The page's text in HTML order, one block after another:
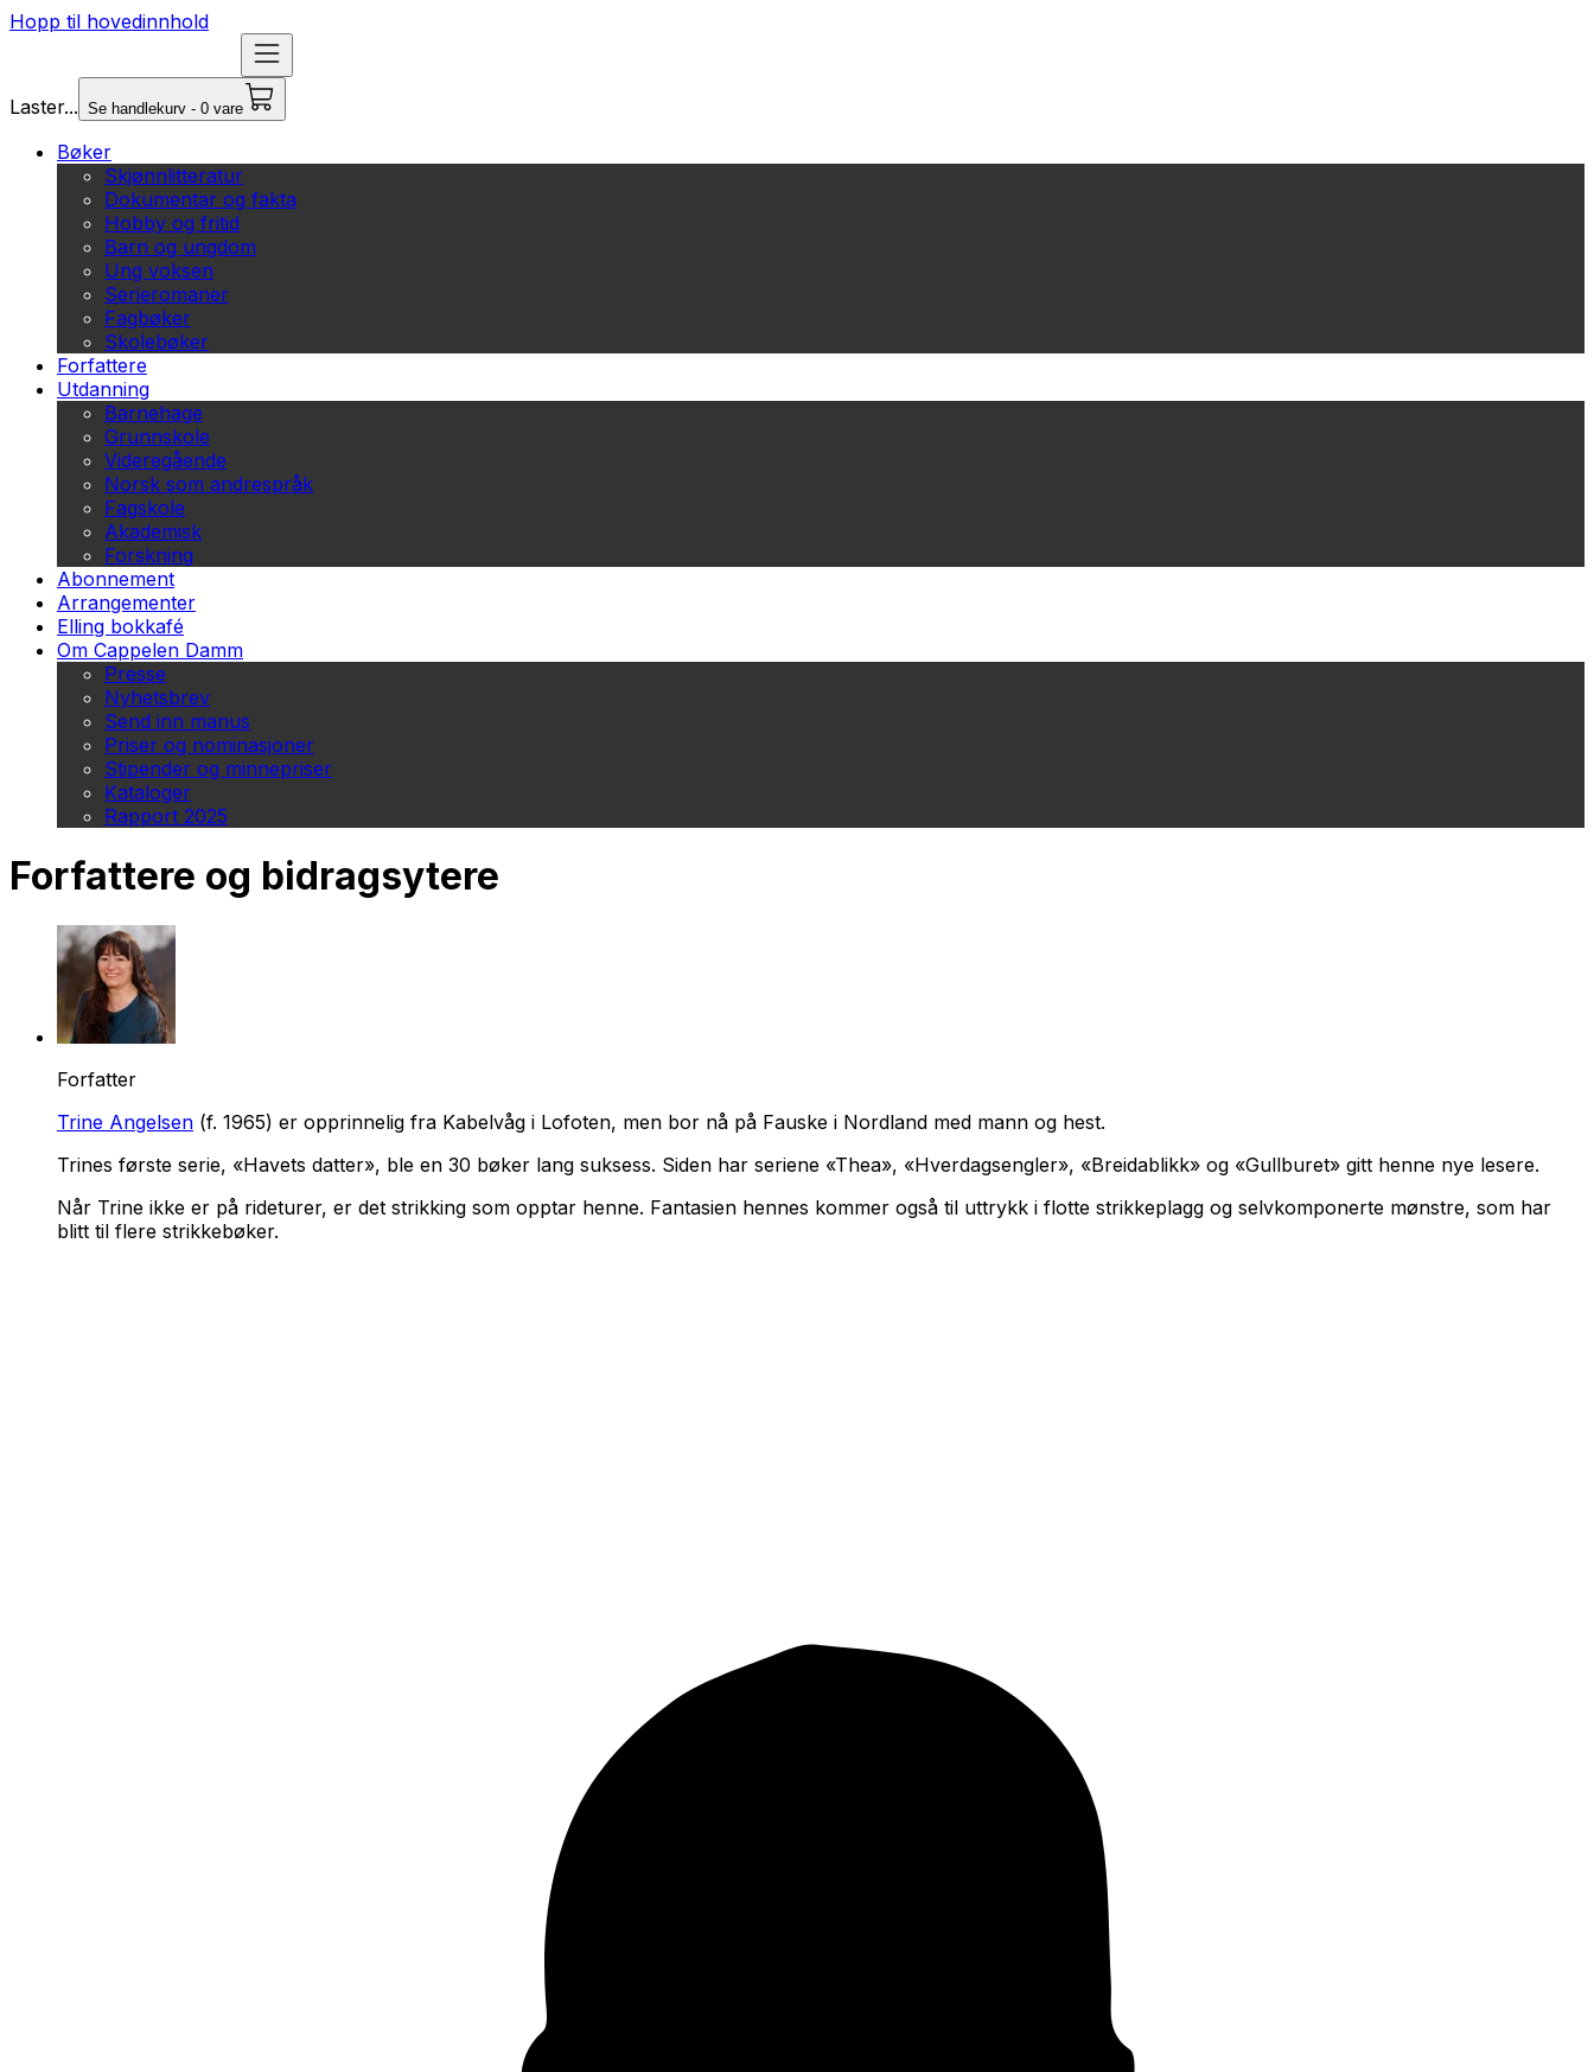
Hopp til hovedinnhold
Laster... Se handlekurv - 0 vare
Bøker
Skjønnlitteratur
Dokumentar og fakta
Hobby og fritid
Barn og ungdom
Ung voksen
Serieromaner
Fagbøker
Skolebøker
Forfattere
Utdanning
Barnehage
Grunnskole
Videregående
Norsk som andrespråk
Fagskole
Akademisk
Forskning
Abonnement
Arrangementer
Elling bokkafé
Om Cappelen Damm
Presse
Nyhetsbrev
Send inn manus
Priser og nominasjoner
Stipender og minnepriser
Kataloger
Rapport 2025
Forfattere og bidragsytere
Forfatter
Trine Angelsen (f. 1965) er opprinnelig fra Kabelvåg i Lofoten, men bor nå på Fauske i Nordland med mann og hest.
Trines første serie, «Havets datter», ble en 30 bøker lang suksess. Siden har seriene «Thea», «Hverdagsengler», «Breidablikk» og «Gullburet» gitt henne nye lesere.
Når Trine ikke er på rideturer, er det strikking som opptar henne. Fantasien hennes kommer også til uttrykk i flotte strikkeplagg og selvkomponerte mønstre, som har
blitt til flere strikkebøker.